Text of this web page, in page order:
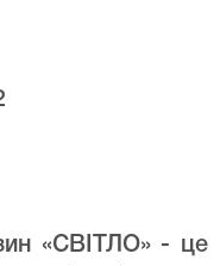
«СВІТЛО» - це